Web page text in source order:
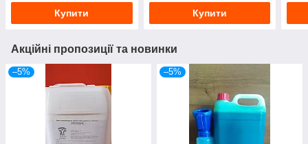
Купити Купити
Акційні пропозиції та новинки
–5% –5%